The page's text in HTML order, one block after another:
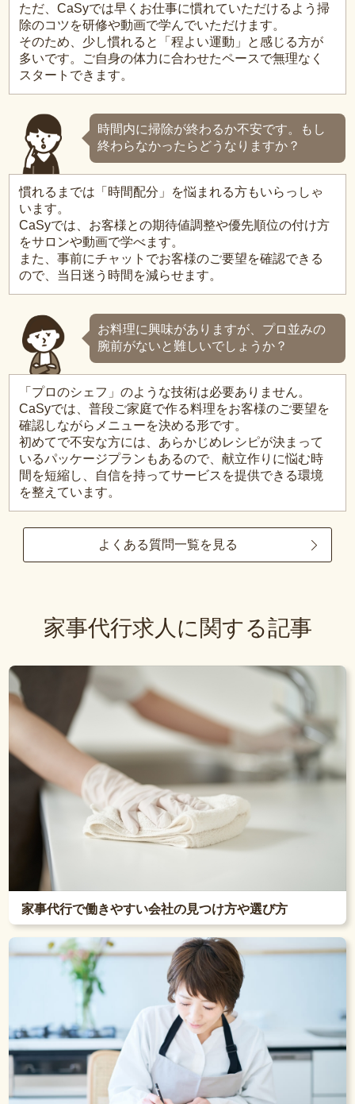
ただ、CaSyでは早くお仕事に慣れていただけるよう掃
除のコツを研修や動画で学んでいただけます。
そのため、少し慣れると「程よい運動」と感じる方が
多いです。ご自身の体力に合わせたペースで無理なく
スタートできます。
時間内に掃除が終わるか不安です。もし
終わらなかったらどうなりますか？
慣れるまでは「時間配分」を悩まれる方もいらっしゃ
います。
CaSyでは、お客様との期待値調整や優先順位の付け方
をサロンや動画で学べます。
また、事前にチャットでお客様のご要望を確認できる
ので、当日迷う時間を減らせます。
お料理に興味がありますが、プロ並みの
腕前がないと難しいでしょうか？
「プロのシェフ」のような技術は必要ありません。
CaSyでは、普段ご家庭で作る料理をお客様のご要望を
確認しながらメニューを決める形です。
初めてで不安な方には、あらかじめレシピが決まって
いるパッケージプランもあるので、献立作りに悩む時
間を短縮し、自信を持ってサービスを提供できる環境
を整えています。
よくある質問一覧を見る
家事代行求人に関する記事
家事代行で働きやすい会社の見つけ方や選び方